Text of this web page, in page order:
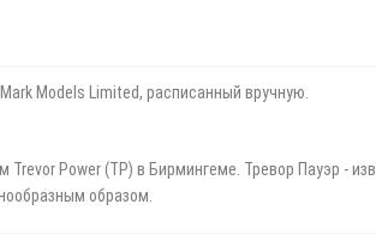
Models Limited, расписанный вручную.
Power (TP) в Бирмингеме. Тревор Пауэр -
образом.